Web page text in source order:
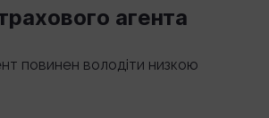
агента
повинен володіти низкою